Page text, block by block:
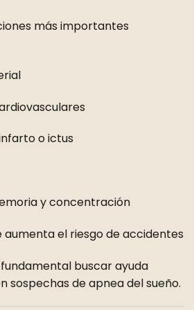
más importantes
o ictus
y concentración
aumenta el riesgo de accidentes
buscar ayuda
sospechas de apnea del sueño.